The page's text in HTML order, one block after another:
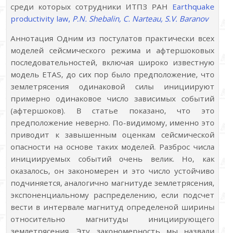
среди которых сотрудники ИТПЗ РАН Earthquake
productivity law, P.N. Shebalin, C. Narteau, S.V. Baranov
Аннотация Одним из постулатов практически всех
моделей сейсмического режима и афтершоковых
последовательностей, включая широко известную
модель ETAS, до сих пор было предположение, что
землетрясения одинаковой силы инициируют
примерно одинаковое число зависимых событий
(афтершоков). В статье показано, что это
предположение неверно. По-видимому, именно это
приводит к завышенным оценкам сейсмической
опасности на основе таких моделей. Разброс числа
инициируемых событий очень велик. Но, как
оказалось, он закономерен и это число устойчиво
подчиняется, аналогично магнитуде землетрясения,
экспоненциальному распределению, если подсчет
вести в интервале магнитуд определеной ширины
относительно магнитуды инициирующего
землетрясения. Эту закономерность мы назвали